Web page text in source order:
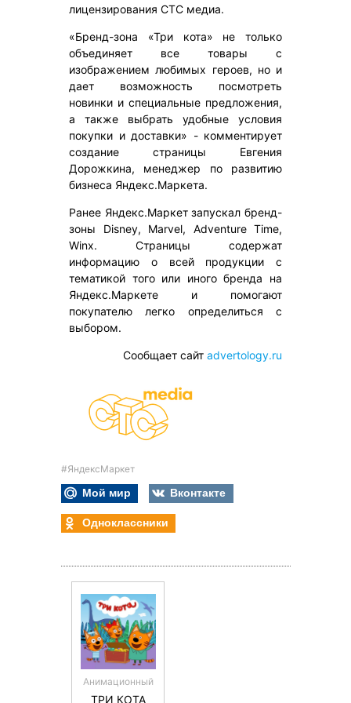
лицензирования CТС медиа.
«Бренд-зона «Три кота» не только
объединяет все товары с
изображением любимых героев, но и
дает возможность посмотреть
новинки и специальные предложения,
а также выбрать удобные условия
покупки и доставки» - комментирует
создание страницы Евгения
Дорожкина, менеджер по развитию
бизнеса Яндекс.Маркета.
Ранее Яндекс.Маркет запускал бренд-
зоны Disney, Marvel, Adventure Time,
Winx. Страницы содержат
информацию о всей продукции с
тематикой того или иного бренда на
Яндекс.Маркете и помогают
покупателю легко определиться с
выбором.
Сообщает сайт advertology.ru
#ЯндексМаркет
Мой мир
Вконтакте
Одноклассники
Анимационный
ТРИ КОТА